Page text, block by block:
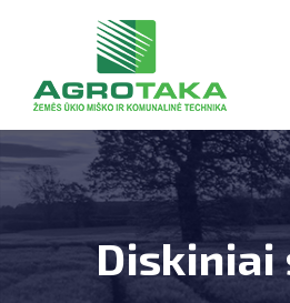
Diskiniai